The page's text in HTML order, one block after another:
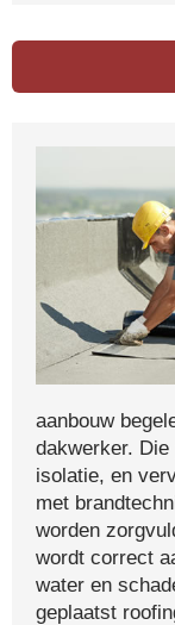
aanbouw
dakwerker.
isolatie, en
met
worden
wordt correct
water en
geplaatst